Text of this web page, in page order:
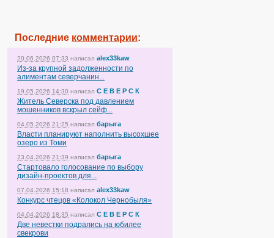
Последние комментарии:
20.06.2026 07:33 написал alex33kaw
Из-за крупной задолженности по
алиментам северчанин...
19.05.2026 14:30 написал С Е В Е Р С К
Житель Северска под давлением
мошенников вскрыл сейф...
04.05.2026 21:25 написал барыга
Власти планируют наполнить высохшее
озеро из Томи
23.04.2026 21:39 написал барыга
Стартовало голосование по выбору
дизайн-проектов для...
07.04.2026 15:18 написал alex33kaw
Конкурс чтецов «Колокол Чернобыля»
04.04.2026 18:35 написал С Е В Е Р С К
Две невестки подрались на юбилее
свекрови